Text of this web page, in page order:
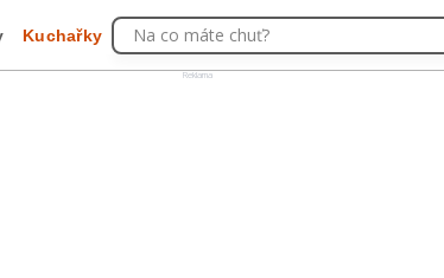
Reklama
Kuchařky Na co máte chuť?